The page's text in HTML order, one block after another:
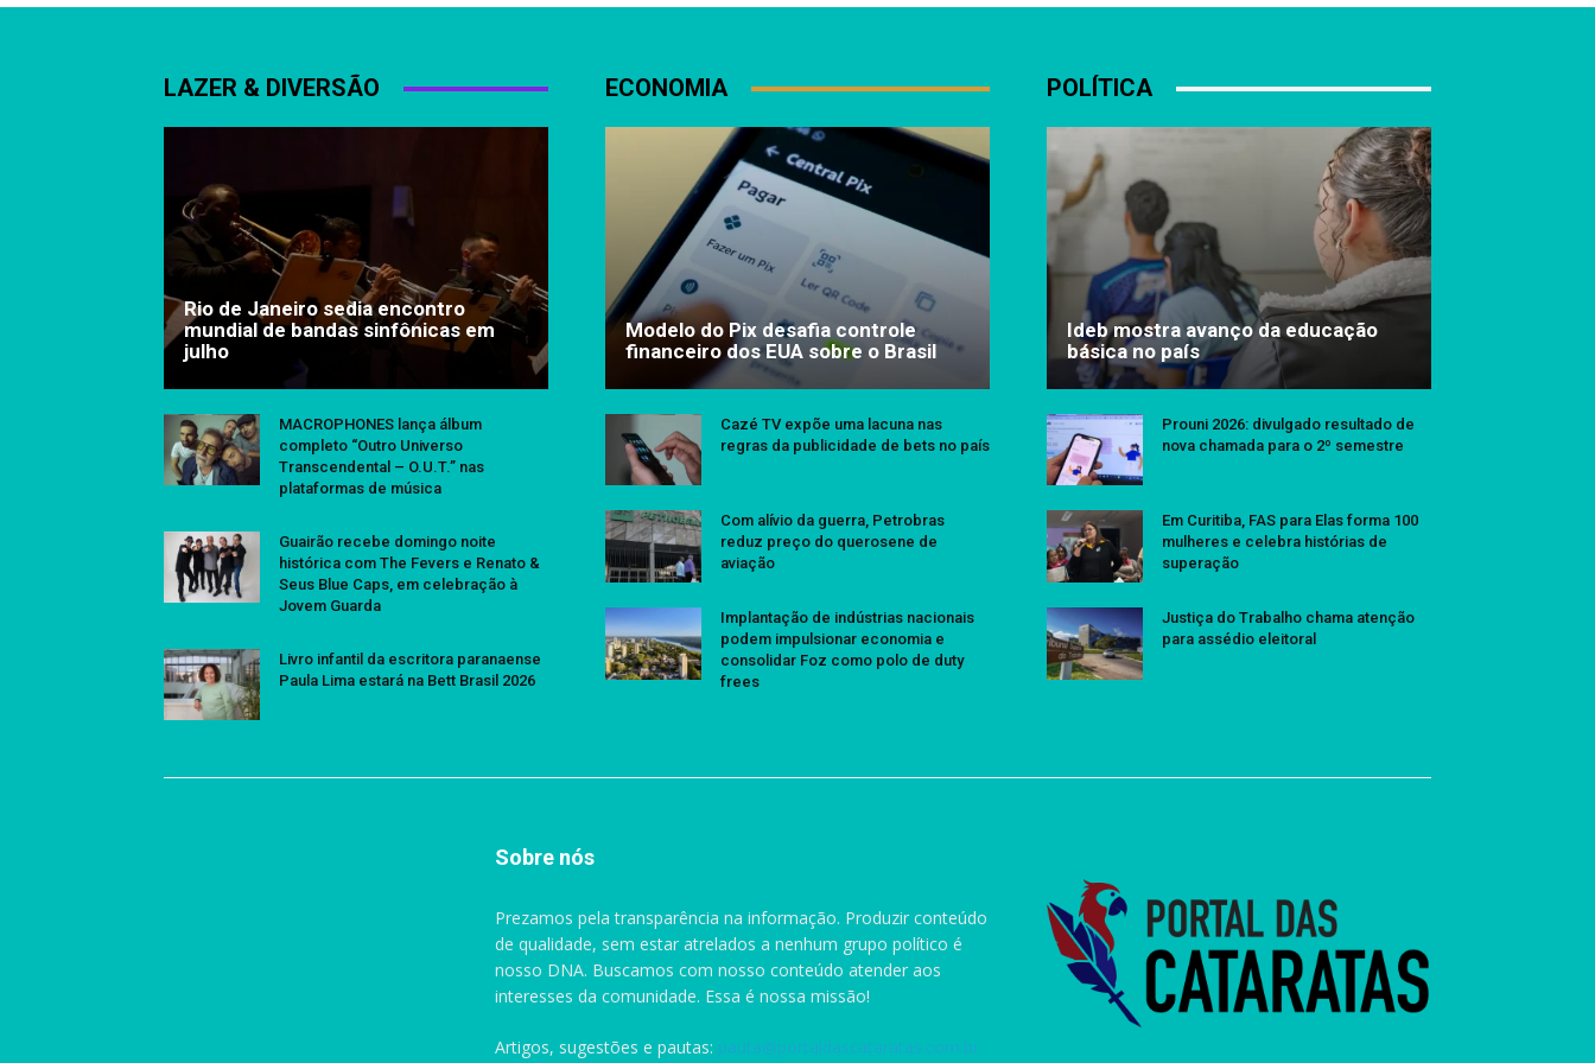
LAZER & DIVERSÃO
Rio de Janeiro sedia encontro
mundial de bandas sinfônicas em
julho
MACROPHONES lança álbum
completo “Outro Universo
Transcendental – O.U.T.” nas
plataformas de música
Guairão recebe domingo noite
histórica com The Fevers e Renato &
Seus Blue Caps, em celebração à
Jovem Guarda
Livro infantil da escritora paranaense
Paula Lima estará na Bett Brasil 2026
ECONOMIA
Modelo do Pix desafia controle
financeiro dos EUA sobre o Brasil
Cazé TV expõe uma lacuna nas
regras da publicidade de bets no país
Com alívio da guerra, Petrobras
reduz preço do querosene de
aviação
Implantação de indústrias nacionais
podem impulsionar economia e
consolidar Foz como polo de duty
frees
POLÍTICA
Ideb mostra avanço da educação
básica no país
Prouni 2026: divulgado resultado de
nova chamada para o 2º semestre
Em Curitiba, FAS para Elas forma 100
mulheres e celebra histórias de
superação
Justiça do Trabalho chama atenção
para assédio eleitoral
Sobre nós
Prezamos pela transparência na informação. Produzir conteúdo
de qualidade, sem estar atrelados a nenhum grupo político é
nosso DNA. Buscamos com nosso conteúdo atender aos
interesses da comunidade. Essa é nossa missão!
Artigos, sugestões e pautas: pauta@portaldascataratas.com.br